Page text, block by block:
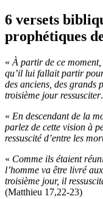
6 versets
prophétiques
« À partir de ce moment,
qu’il lui fallait partir
des anciens, des grands
troisième jour ressusciter
« En descendant de la
parlez de cette vision à
ressuscité d’entre les
« Comme ils étaient
l’homme va être livré
troisième jour, il
(Matthieu 17,22-23)